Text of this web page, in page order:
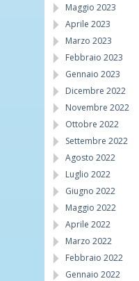
Maggio 2023
Aprile 2023
Marzo 2023
Febbraio 2023
Gennaio 2023
Dicembre 2022
Novembre 2022
Ottobre 2022
Settembre 2022
Agosto 2022
Luglio 2022
Giugno 2022
Maggio 2022
Aprile 2022
Marzo 2022
Febbraio 2022
Gennaio 2022